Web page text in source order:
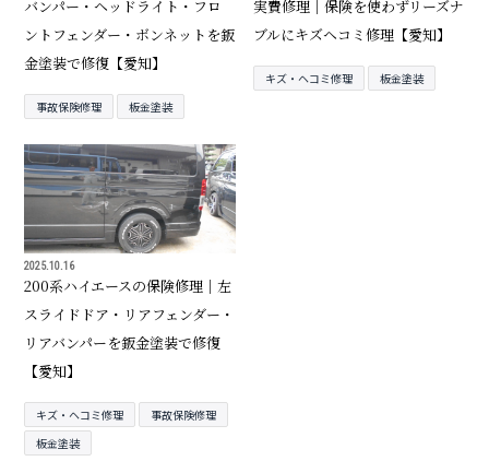
バンパー・ヘッドライト・フロ
ントフェンダー・ボンネットを鈑
金塗装で修復【愛知】
事故保険修理 板金塗装
実費修理｜保険を使わずリーズナ
ブルにキズヘコミ修理【愛知】
キズ・ヘコミ修理 板金塗装
2025.10.16
200系ハイエースの保険修理｜左
スライドドア・リアフェンダー・
リアバンパーを鈑金塗装で修復
【愛知】
キズ・ヘコミ修理
事故保険修理
板金塗装